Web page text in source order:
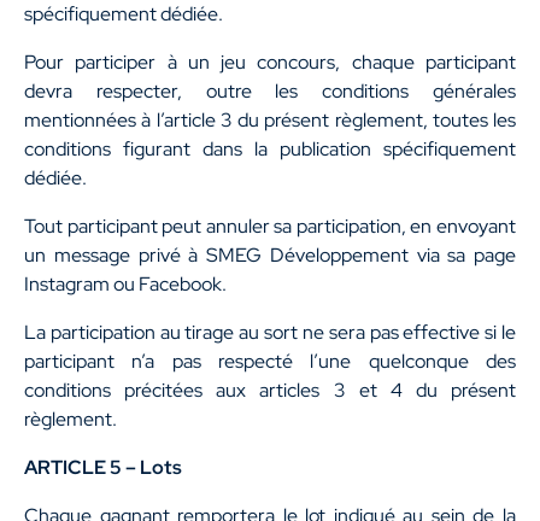
spécifiquement dédiée.
Pour participer à un jeu concours, chaque participant
devra respecter, outre les conditions générales
mentionnées à l’article 3 du présent règlement, toutes les
conditions figurant dans la publication spécifiquement
dédiée.
Tout participant peut annuler sa participation, en envoyant
un message privé à SMEG Développement via sa page
Instagram ou Facebook.
La participation au tirage au sort ne sera pas effective si le
participant n’a pas respecté l’une quelconque des
conditions précitées aux articles 3 et 4 du présent
règlement.
ARTICLE 5 – Lots
Chaque gagnant remportera le lot indiqué au sein de la